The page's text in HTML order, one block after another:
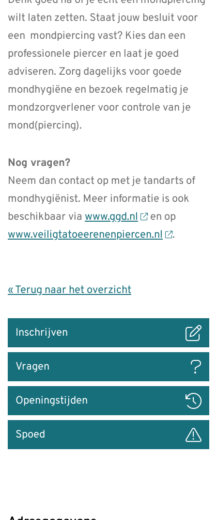
wilt laten zetten. Staat jouw besluit voor
een mondpiercing vast? Kies dan een
professionele piercer en laat je goed
adviseren. Zorg dagelijks voor goede
mondhygiëne en bezoek regelmatig je
mondzorgverlener voor controle van je
mond(piercing).
Nog vragen?
Neem dan contact op met je tandarts of
mondhygiënist. Meer informatie is ook
beschikbaar via www.ggd.nl
en op
www.veiligtatoeerenenpiercen.nl
.
« Terug naar het overzicht
naar
Inschrijven
Vragen
Openingstijden
Spoed